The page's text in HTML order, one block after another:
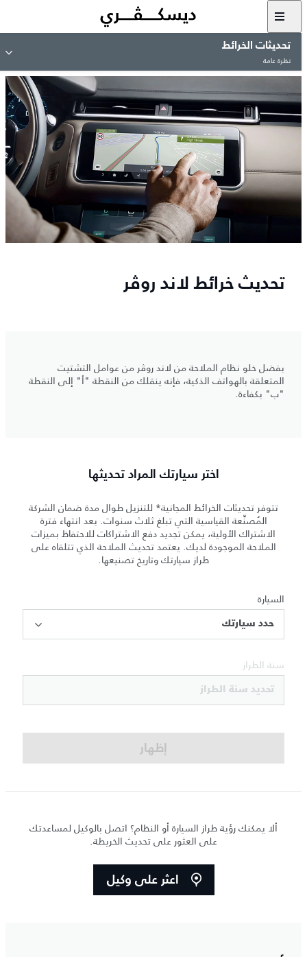
تحديثات الخرائط
نظرة عامة
تحديث خرائط لاند روڤر
بفضل خلو نظام الملاحة من لاند روڤر من عوامل التشتيت
المتعلقة بالهواتف الذكية، فإنه ينقلك من النقطة "أ" إلى النقطة
"ب" بكفاءة.
اختر سيارتك المراد تحديثها
تتوفر تحديثات الخرائط المجانية* للتنزيل طوال مدة ضمان الشركة
المُصنِّعة القياسية التي تبلغ ثلاث سنوات. بعد انتهاء فترة
الاشتراك الأولية، يمكن تجديد دفع الاشتراكات للاحتفاظ بميزات
الملاحة الموجودة لديك. يعتمد تحديث الملاحة الذي تتلقاه على
طراز سيارتك وتاريخ تصنيعها.
السيارة
حدد سيارتك
سنة الطراز
تحديد سنة الطراز
إظهار
ألا يمكنك رؤية طراز السيارة أو النظام؟ اتصل بالوكيل لمساعدتك
على العثور على تحديث الخريطة.
اعثر على وكيل